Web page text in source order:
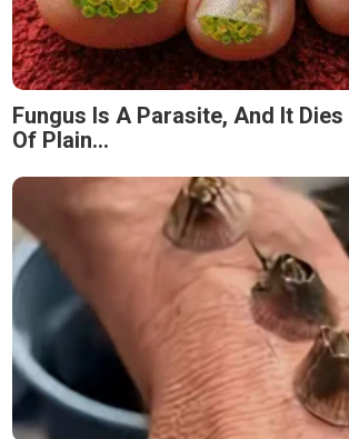
Fungus Is A Parasite, And It
Of Plain...